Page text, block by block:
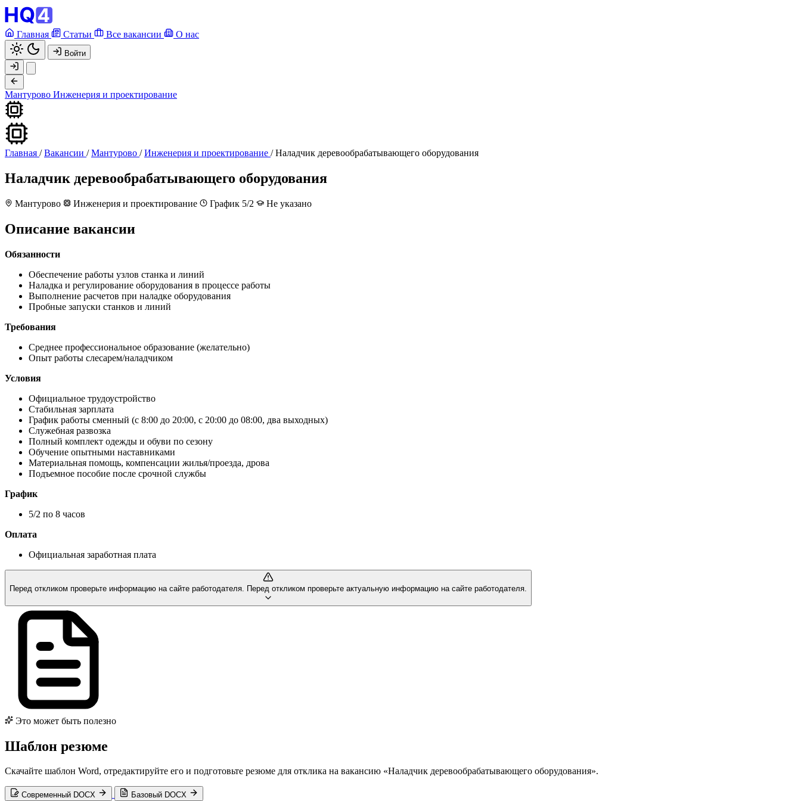
Главная Статьи Все вакансии О нас
Войти
Мантурово Инженерия и проектирование
Главная / Вакансии / Мантурово / Инженерия и проектирование / Наладчик деревообрабатывающего оборудования
Наладчик деревообрабатывающего оборудования
Мантурово Инженерия и проектирование График 5/2 Не указано
Описание вакансии
Обязанности
Обеспечение работы узлов станка и линий
Наладка и регулирование оборудования в процессе работы
Выполнение расчетов при наладке оборудования
Пробные запуски станков и линий
Требования
Среднее профессиональное образование (желательно)
Опыт работы слесарем/наладчиком
Условия
Официальное трудоустройство
Стабильная зарплата
График работы сменный (с 8:00 до 20:00, с 20:00 до 08:00, два выходных)
Служебная развозка
Полный комплект одежды и обуви по сезону
Обучение опытными наставниками
Материальная помощь, компенсации жилья/проезда, дрова
Подъемное пособие после срочной службы
График
5/2 по 8 часов
Оплата
Официальная заработная плата
Перед откликом проверьте информацию на сайте работодателя. Перед откликом проверьте актуальную информацию на сайте работодателя.
Это может быть полезно
Шаблон резюме
Скачайте шаблон Word, отредактируйте его и подготовьте резюме для отклика на вакансию «Наладчик деревообрабатывающего оборудования».
Современный DOCX Базовый DOCX